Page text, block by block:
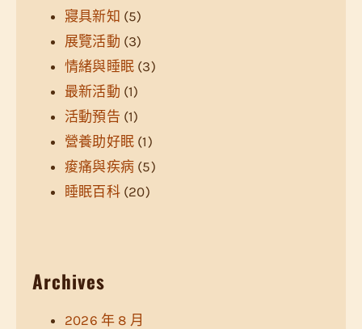
寢具新知 (5)
展覽活動 (3)
情緒與睡眠 (3)
最新活動 (1)
活動預告 (1)
營養助好眠 (1)
痠痛與疾病 (5)
睡眠百科(20)
Archives
2026 年 8 月